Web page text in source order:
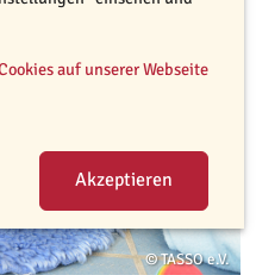
© TASSO e.V.
auf unserer Webseite